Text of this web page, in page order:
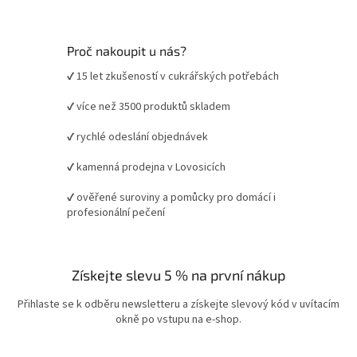
Proč nakoupit u nás?
✔ 15 let zkušeností v cukrářských potřebách
✔ více než 3500 produktů skladem
✔ rychlé odeslání objednávek
✔ kamenná prodejna v Lovosicích
✔ ověřené suroviny a pomůcky pro domácí i
profesionální pečení
Získejte slevu 5 % na první nákup
Přihlaste se k odběru newsletteru a získejte slevový kód v uvítacím
okně po vstupu na e-shop.